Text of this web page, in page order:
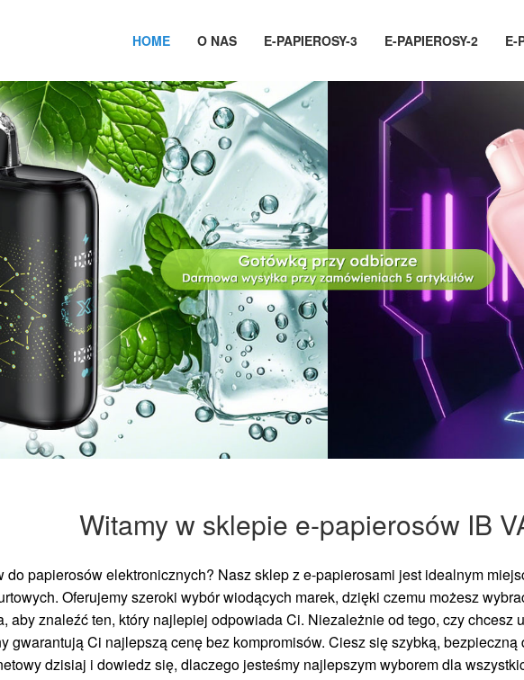
HOME O NAS E-PAPIEROSY-3 E-PAPIEROSY-2 E-
Witamy w sklepie e-papierosów IB
papierosów elektronicznych? Nasz sklep z e-papierosami jest idealnym
Oferujemy szeroki wybór wiodących marek, dzięki czemu możesz
aby znaleźć ten, który najlepiej odpowiada Ci. Niezależnie od tego, czy chcesz
gwarantują Ci najlepszą cenę bez kompromisów. Ciesz się szybką,
dzisiaj i dowiedz się, dlaczego jesteśmy najlepszym wyborem dla